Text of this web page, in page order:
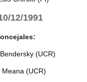
12/1991
(UCR)
Meana (UCR)